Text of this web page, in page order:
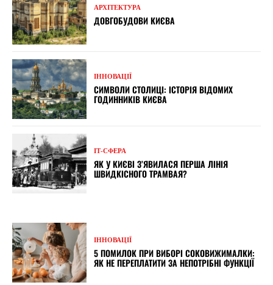
АРХІТЕКТУРА
ДОВГОБУДОВИ КИЄВА
ІННОВАЦІЇ
СИМВОЛИ СТОЛИЦІ: ІСТОРІЯ ВІДОМИХ
ГОДИННИКІВ КИЄВА
ІТ-СФЕРА
ЯК У КИЄВІ З’ЯВИЛАСЯ ПЕРША ЛІНІЯ
ШВИДКІСНОГО ТРАМВАЯ?
ІННОВАЦІЇ
5 ПОМИЛОК ПРИ ВИБОРІ СОКОВИЖИМАЛКИ:
ЯК НЕ ПЕРЕПЛАТИТИ ЗА НЕПОТРІБНІ ФУНКЦІЇ